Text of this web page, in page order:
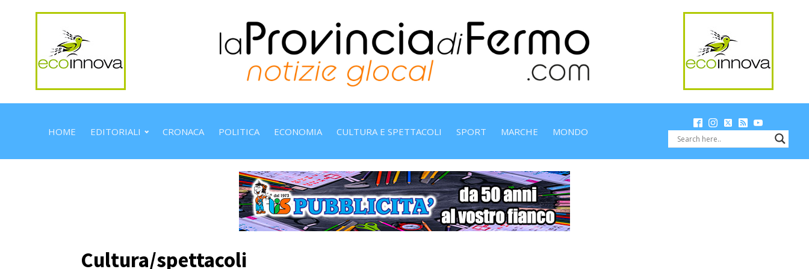
HOME EDITORIALI CRONACA POLITICA ECONOMIA CULTURA E SPETTACOLI SPORT MARCHE MONDO
Cultura/spettacoli